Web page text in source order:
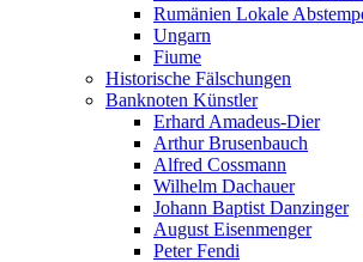
Rumänien Lokale
Ungarn
Fiume
Historische Fälschungen
Banknoten Künstler
Erhard Amadeus-Dier
Arthur Brusenbauch
Alfred Cossmann
Wilhelm Dachauer
Johann Baptist Danzinger
August Eisenmenger
Peter Fendi